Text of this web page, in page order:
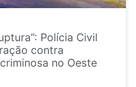
Polícia Civil
contra
no Oeste